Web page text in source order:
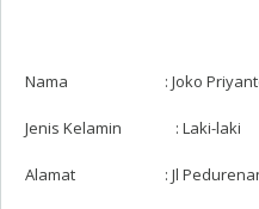
Nama : Joko
Jenis Kelamin : Laki-laki
Alamat : Jl Pedurenan